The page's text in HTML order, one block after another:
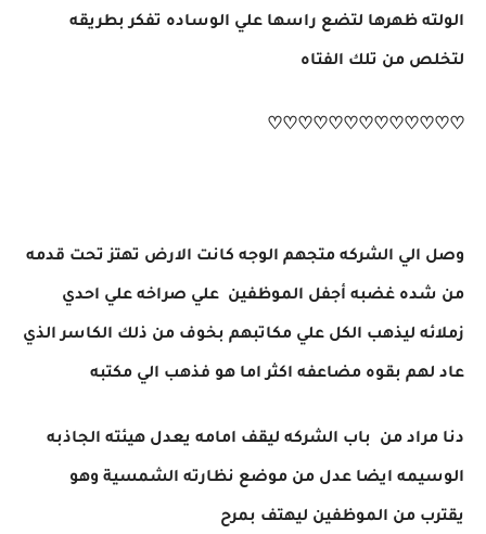
الولته ظهرها لتضع راسها علي الوساده تفكر بطريقه
لتخلص من تلك الفتاه
♡♡♡♡♡♡♡♡♡♡♡♡♡
وصل الي الشركه متجهم الوجه كانت الارض تهتز تحت قدمه
من شده غضبه أجفل الموظفين علي صراخه علي احدي
زملائه ليذهب الكل علي مكاتبهم بخوف من ذلك الكاسر الذي
عاد لهم بقوه مضاعفه اكثر اما هو فذهب الي مكتبه
دنا مراد من باب الشركه ليقف امامه يعدل هيئته الجاذبه
الوسيمه ايضا عدل من موضع نظارته الشمسية وهو
يقترب من الموظفين ليهتف بمرح